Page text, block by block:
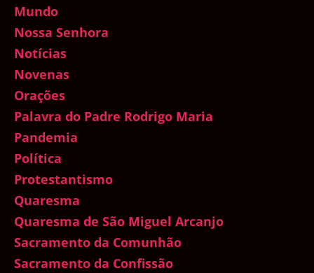
Mundo
Nossa Senhora
Notícias
Novenas
Orações
Palavra do Padre Rodrigo Maria
Pandemia
Política
Protestantismo
Quaresma
Quaresma de São Miguel Arcanjo
Sacramento da Comunhão
Sacramento da Confissão